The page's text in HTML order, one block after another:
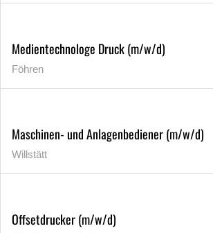
Medientechnologe Druck (m/w/d)
Föhren
Maschinen- und Anlagenbediener (m/w/d)
Willstätt
Offsetdrucker (m/w/d)